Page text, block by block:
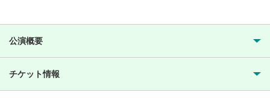
公演概要
チケット情報